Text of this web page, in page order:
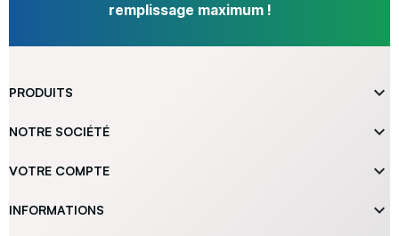
remplissage maximum !
PRODUITS 
NOTRE SOCIÉTÉ 
VOTRE COMPTE 
INFORMATIONS 